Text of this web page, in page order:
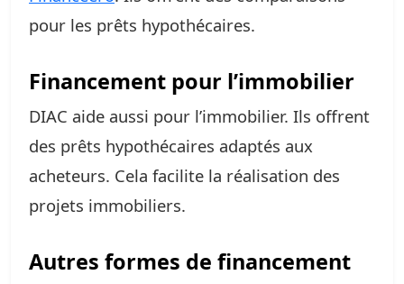
pour les prêts hypothécaires.
Financement pour l’immobilier
DIAC aide aussi pour l’immobilier. Ils offrent
des prêts hypothécaires adaptés aux
acheteurs. Cela facilite la réalisation des
projets immobiliers.
Autres formes de financement